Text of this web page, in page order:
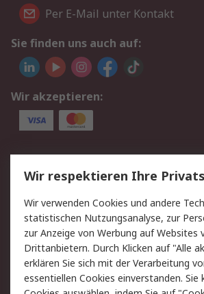
Per E-Mail unter Kontakt
Sie finden uns auch auf:
Wir akzeptieren:
Service
Value Added Services
Rücksendungen
Hilfe
Rechtliches
AGB
Wir respektieren Ihre
Wir verwenden Cookies und andere
statistischen Nutzungsanalyse, zur
zur Anzeige von Werbung auf Websites
Drittanbietern. Durch Klicken auf "Alle
erklären Sie sich mit der Verarbeitung
essentiellen Cookies einverstanden. Sie